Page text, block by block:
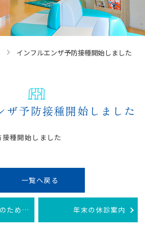
インフルエンザ予防接種開始しました
ザ予防接種開始しました
種開始しました
になります。
一覧へ戻る
年末の休診案内